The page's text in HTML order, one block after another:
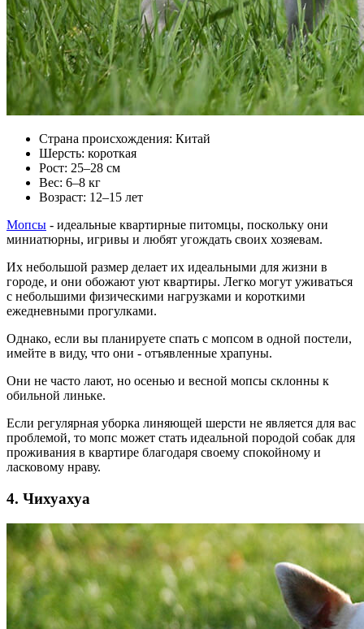
Страна происхождения: Китай
Шерсть: короткая
Рост: 25–28 см
Вес: 6–8 кг
Возраст: 12–15 лет
Мопсы - идеальные квартирные питомцы, поскольку они
миниатюрны, игривы и любят угождать своих хозяевам.
Их небольшой размер делает их идеальными для жизни в
городе, и они обожают уют квартиры. Легко могут уживаться
с небольшими физическими нагрузками и короткими
ежедневными прогулками.
Однако, если вы планируете спать с мопсом в одной постели,
имейте в виду, что они - отъявленные храпуны.
Они не часто лают, но осенью и весной мопсы склонны к
обильной линьке.
Если регулярная уборка линяющей шерсти не является для вас
проблемой, то мопс может стать идеальной породой собак для
проживания в квартире благодаря своему спокойному и
ласковому нраву.
4. Чихуахуа